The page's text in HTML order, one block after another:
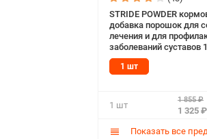
STRIDE POWDER
добавка порошок для
лечения и для
заболеваний суставов
шт)
1 шт
1 шт
1 855 ₽
1 325 ₽
Показать все